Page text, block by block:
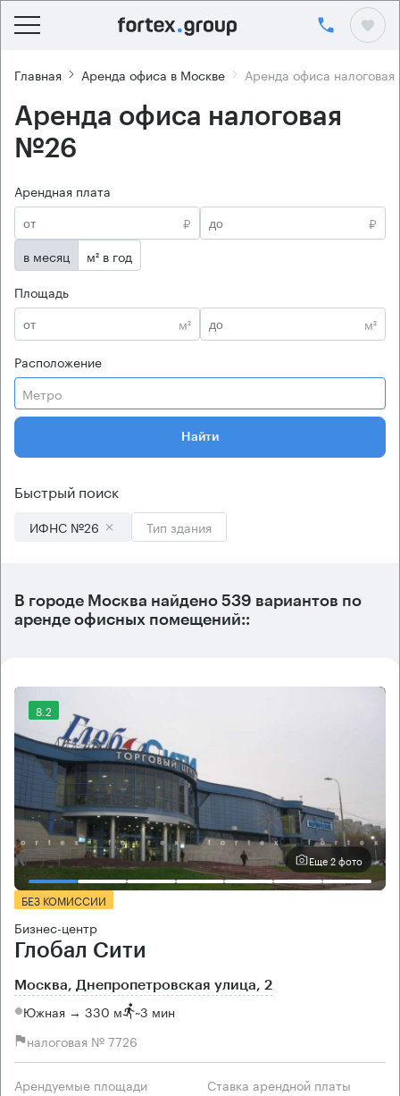
Главная Аренда офиса в Москве Аренда офиса
Аренда офиса налоговая
№26
Арендная плата
₽
₽
в месяц
м² в год
Площадь
м²
м²
Расположение
Метро
Найти
Быстрый поиск
ИФНС №26 Тип здания
В городе Москва найдено 539 вариантов по
аренде офисных помещений::
8.2
Еще 2 фото
БЕЗ КОМИССИИ
Бизнес-центр
Глобал Сити
Москва, Днепропетровская улица, 2
Южная → 330 м ~3 мин
налоговая № 7726
Арендуемые площади Ставка арендной платы